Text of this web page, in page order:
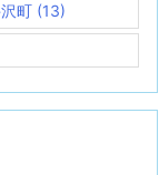
町 (13)